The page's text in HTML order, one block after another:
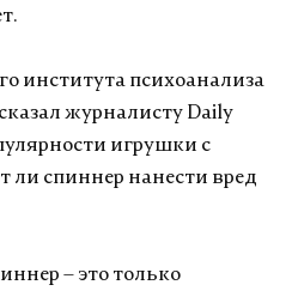
института психоанализа
журналисту Daily
игрушки с
спиннер нанести вред
– это только